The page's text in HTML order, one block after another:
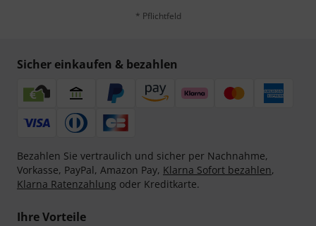
* Pflichtfeld
Sicher einkaufen & bezahlen
Bezahlen Sie vertraulich und sicher per Nachnahme,
Vorkasse, PayPal, Amazon Pay, Klarna Sofort bezahlen,
Klarna Ratenzahlung oder Kreditkarte.
Ihre Vorteile